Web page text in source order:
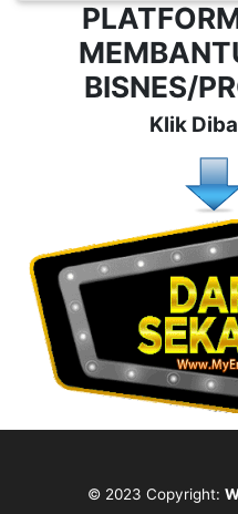
BISNES/
Klik
© 2023 Copyright: